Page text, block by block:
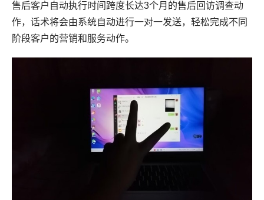
售后客户自动执行时间跨度长达3个月的售后回访调查动
作，话术将会由系统自动进行一对一发送，轻松完成不同
阶段客户的营销和服务动作。